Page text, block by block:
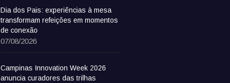
Dia dos Pais: experiências à mesa
transformam refeições em momentos
de conexão
07/08/2026
Campinas Innovation Week 2026
anuncia curadores das trilhas